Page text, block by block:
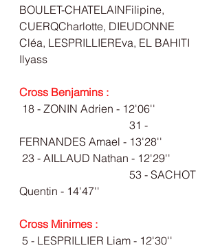
BOULET-CHATELAINFilipine,
CUERQCharlotte, DIEUDONNE
Cléa, LESPRILLIEREva, EL BAHITI
Ilyass
Cross Benjamins :
18 - ZONIN Adrien - 12'06''
31 -
FERNANDES Amael - 13'28''
23 - AILLAUD Nathan - 12'29''
53 - SACHOT
Quentin - 14'47''
Cross Minimes :
5 - LESPRILLIER Liam - 12'30''